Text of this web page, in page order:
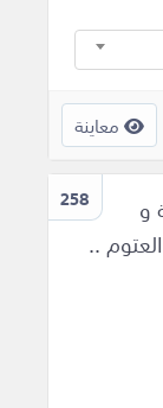
معاينة
258
و
..